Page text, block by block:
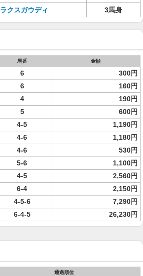
ラクスガウディ 3馬身
馬番 金額
6 300円
6
160円
4
190円
5
600円
4-5
1,190円
4-6 1,180円
4-6
530円
5-6
1,100円
4-5
2,560円
6-4
2,150円
4-5-6
7,290円
6-4-5 26,230円
通過順位